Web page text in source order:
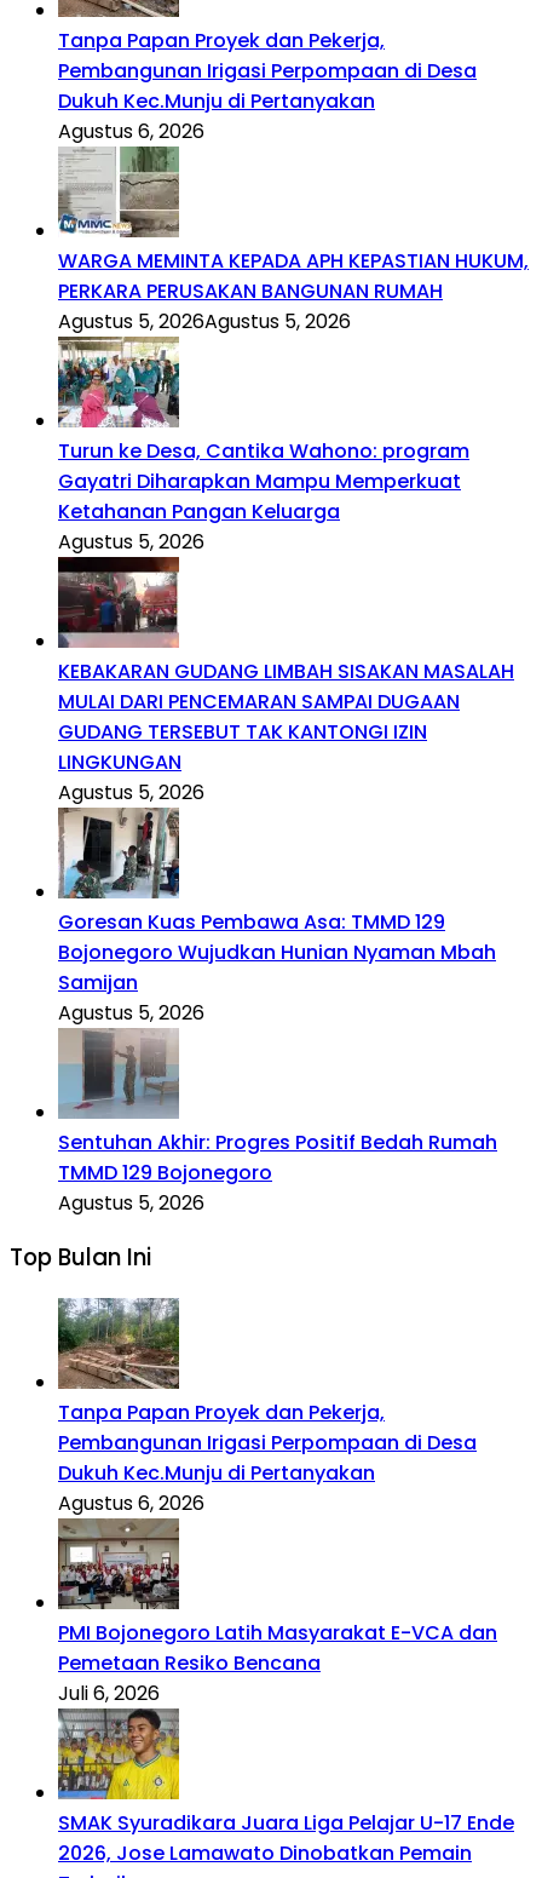
Tanpa Papan Proyek dan Pekerja,
Pembangunan Irigasi Perpompaan di Desa
Dukuh Kec.Munju di Pertanyakan
Agustus 6, 2026
WARGA MEMINTA KEPADA APH KEPASTIAN HUKUM,
PERKARA PERUSAKAN BANGUNAN RUMAH
Agustus 5, 2026Agustus 5, 2026
Turun ke Desa, Cantika Wahono: program
Gayatri Diharapkan Mampu Memperkuat
Ketahanan Pangan Keluarga
Agustus 5, 2026
KEBAKARAN GUDANG LIMBAH SISAKAN MASALAH
MULAI DARI PENCEMARAN SAMPAI DUGAAN
GUDANG TERSEBUT TAK KANTONGI IZIN
LINGKUNGAN
Agustus 5, 2026
Goresan Kuas Pembawa Asa: TMMD 129
Bojonegoro Wujudkan Hunian Nyaman Mbah
Samijan
Agustus 5, 2026
Sentuhan Akhir: Progres Positif Bedah Rumah
TMMD 129 Bojonegoro
Agustus 5, 2026
Top Bulan Ini
Tanpa Papan Proyek dan Pekerja,
Pembangunan Irigasi Perpompaan di Desa
Dukuh Kec.Munju di Pertanyakan
Agustus 6, 2026
PMI Bojonegoro Latih Masyarakat E-VCA dan
Pemetaan Resiko Bencana
Juli 6, 2026
SMAK Syuradikara Juara Liga Pelajar U-17 Ende
2026, Jose Lamawato Dinobatkan Pemain